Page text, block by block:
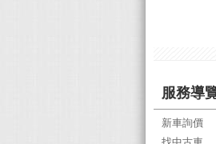
服務導
新車詢價